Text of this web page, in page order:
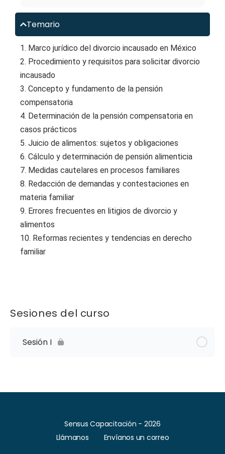
Temario
1. Marco jurídico del divorcio incausado en México
2. Procedimiento y requisitos para solicitar divorcio
incausado
3. Concepto y fundamento de la pensión
compensatoria
4. Determinación de la pensión compensatoria en
casos prácticos
5. Juicio de alimentos: sujetos y obligaciones
6. Cálculo y determinación de pensión alimenticia
7. Medidas cautelares en procesos familiares
8. Redacción de demandas y contestaciones en
materia familiar
9. Errores frecuentes en litigios de divorcio y
alimentos
10. Reformas recientes y tendencias en derecho
familiar
Sesiones del curso
Sesión I
Sensus Capacitación - 2026
Llámanos
Envíanos un correo